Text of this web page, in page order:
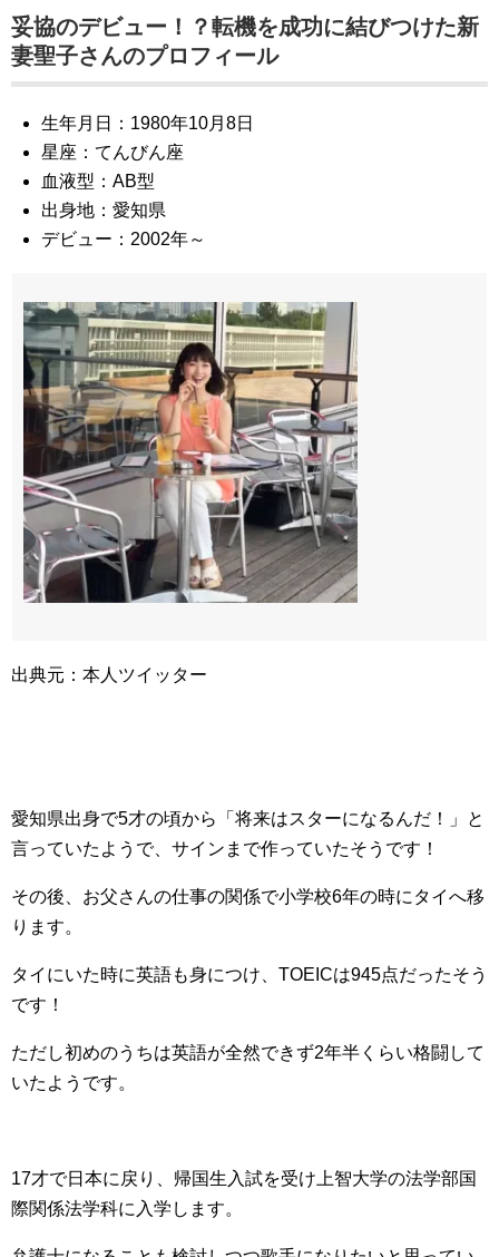
妥協のデビュー！？転機を成功に結びつけた新
妻聖子さんのプロフィール
生年月日：1980年10月8日
星座：てんびん座
血液型：AB型
出身地：愛知県
デビュー：2002年～
出典元：本人ツイッター
愛知県出身で5才の頃から「将来はスターになるんだ！」と
言っていたようで、サインまで作っていたそうです！
その後、お父さんの仕事の関係で小学校6年の時にタイへ移
ります。
タイにいた時に英語も身につけ、TOEICは945点だったそう
です！
ただし初めのうちは英語が全然できず2年半くらい格闘して
いたようです。
17才で日本に戻り、帰国生入試を受け上智大学の法学部国
際関係法学科に入学します。